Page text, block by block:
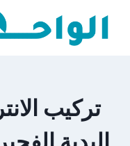
تركيب